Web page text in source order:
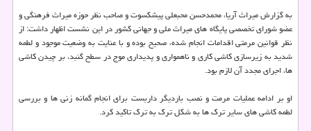
به گزارش میراث آریا، محمدحسن محبعلی پیشكسوت و صاحب نظر حوزه میراث فرهنگی و
عضو شورای تخصصی پایگاه های میراث ملی و جهانی كشور در این نشست اظهار داشت: از
نظر قوانین مرمتی اقدامات انجام شده، صحیح بوده و با عنایت به وضعیت موجود و لطمه
شدید به زیرسازی كاشی كاری و ناهمواری و پدیداری موج در سطح گنبد، بر چیدن كاشی
ها، اجرای مجدد آن لازم بود.
او بر ادامه عملیات مرمت و نصب باردیگر داربست برای انجام گمانه زنی ها و بررسی
لطمه كاشی های سایر ترك ها به شكل ترك به ترك تاكید كرد.